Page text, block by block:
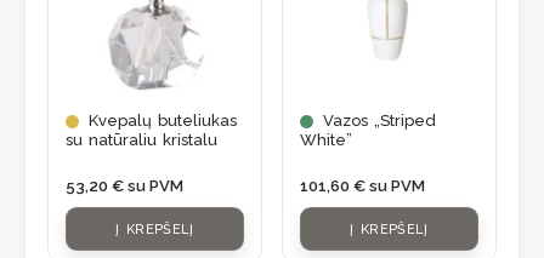
Kvepalų buteliukas
su natūraliu kristalu
53,20 € su PVM
Į KREPŠELĮ
Vazos „Striped
White”
101,60 € su PVM
Į KREPŠELĮ